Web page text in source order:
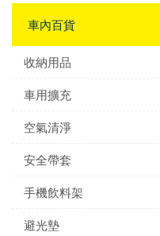
車內百貨
收納用品
車用擴充
空氣清淨
安全帶套
手機飲料架
避光墊